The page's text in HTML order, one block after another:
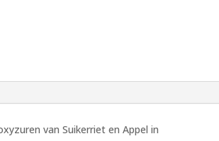
van Suikerriet en Appel in